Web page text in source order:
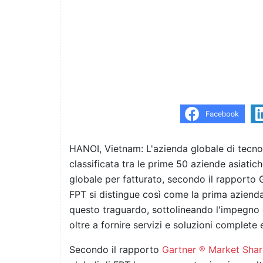
HANOI, Vietnam: L'azienda globale di
classificata tra le prime 50 aziende
globale per fatturato, secondo il rapporto
FPT si distingue così come la prima
questo traguardo, sottolineando
oltre a fornire servizi e soluzioni complete
Secondo il rapporto Gartner ® Market